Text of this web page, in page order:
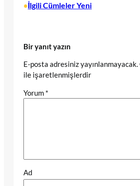
•İlgili Cümleler Yeni
Bir yanıt yazın
E-posta adresiniz yayınlanmayacak.
ile işaretlenmişlerdir
Yorum *
Ad